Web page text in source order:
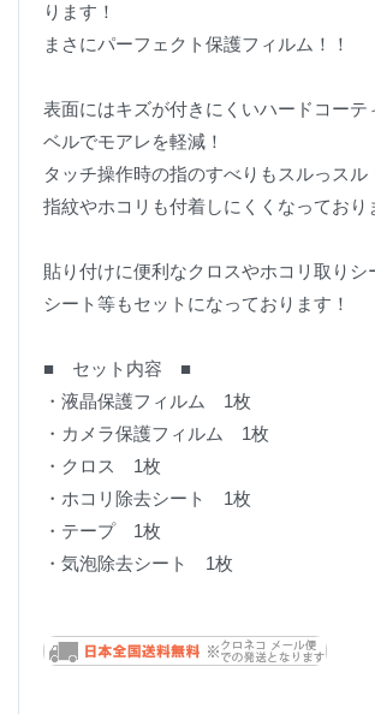
ります！
まさにパーフェクト保護フィルム！！
表面にはキズが付きにくいハードコーテ
ベルでモアレを軽減！
タッチ操作時の指のすべりもスルっスル
指紋やホコリも付着しにくくなっており
貼り付けに便利なクロスやホコリ取りシ
シート等もセットになっております！
■ セット内容 ■
・液晶保護フィルム 1枚
・カメラ保護フィルム 1枚
・クロス 1枚
・ホコリ除去シート 1枚
・テープ 1枚
・気泡除去シート 1枚